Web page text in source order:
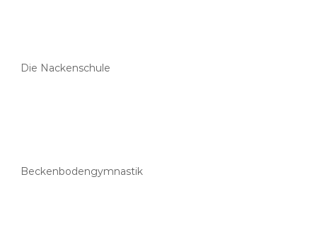
Die Nackenschule
Beckenbodengymnastik